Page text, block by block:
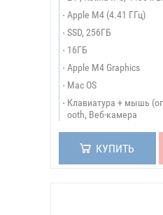
Apple M4 (4.41 ГГц)
SSD, 256ГБ
16ГБ
Apple M4 Graphics
Mac OS
Клавиатура + мышь
ooth, Веб-камера
КУПИТЬ